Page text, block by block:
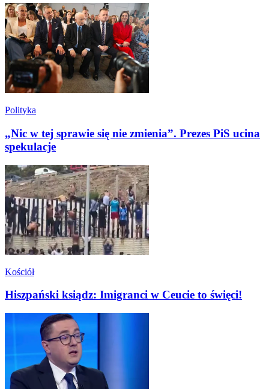
Polityka
„Nic w tej sprawie się nie zmienia”. Prezes PiS ucina
spekulacje
Kościół
Hiszpański ksiądz: Imigranci w Ceucie to święci!